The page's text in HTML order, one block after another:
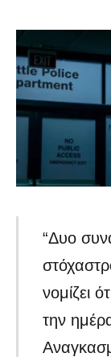
“Δυο
νομίζει
την